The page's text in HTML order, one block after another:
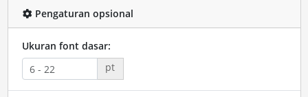
Pengaturan opsional
Ukuran font dasar:
pt